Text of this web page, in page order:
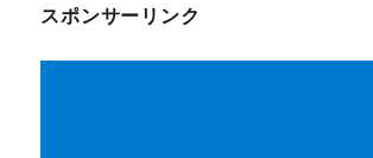
スポンサーリンク